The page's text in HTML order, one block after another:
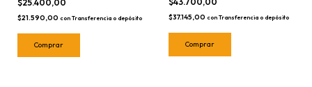
$25.400,00
$21.590,00 con Transferencia o depósito $37.145,00 con Transferencia o depósito